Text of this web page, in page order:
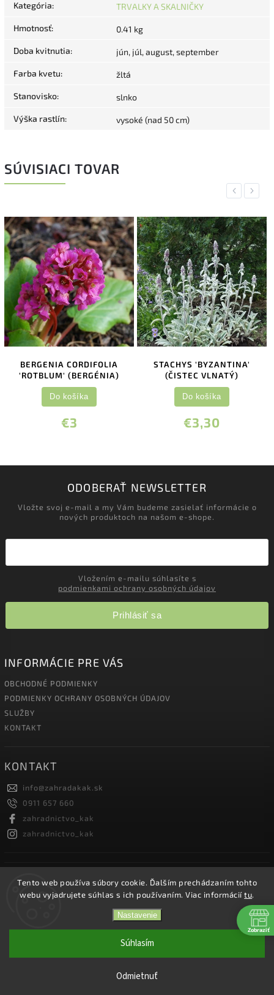
Tento web používa súbory cookie. Ďalším prechádzaním tohto
webu vyjadrujete súhlas s ich používaním. Viac informáciítu.
Nastavenie
Odmietnuť
Súhlasím
Kategória: TRVALKY A SKALNIČKY
Hmotnosť: 0.41 kg
Doba kvitnutia: jún, júl, august, september
Farba kvetu: žltá
Stanovisko: slnko
Výška rastlín: vysoké (nad 50 cm)
SÚVISIACI TOVAR
Previous
BERGENIA CORDIFOLIA
'ROTBLUM' (BERGÉNIA)
€3
Do košíka
STACHYS 'BYZANTINA'
(ČISTEC VLNATÝ)
€3,30
Do košíka
Next
ODOBERAŤ NEWSLETTER
Vložte svoj e-mail a my Vám budeme zasielať informácie o
nových produktoch na našom e-shope.
podmienkami ochrany osobných údajov
Prihlásiť sa
INFORMÁCIE PRE VÁS
OBCHODNÉ PODMIENKY
PODMIENKY OCHRANY OSOBNÝCH ÚDAJOV
SLUŽBY
KONTAKT
KONTAKT
info@zahradakak.sk
0911 657 660
zahradnictvo_kak
zahradnictvo_kak
FACEBOOK
. Všetky práva vyhradené.
Zobraziť